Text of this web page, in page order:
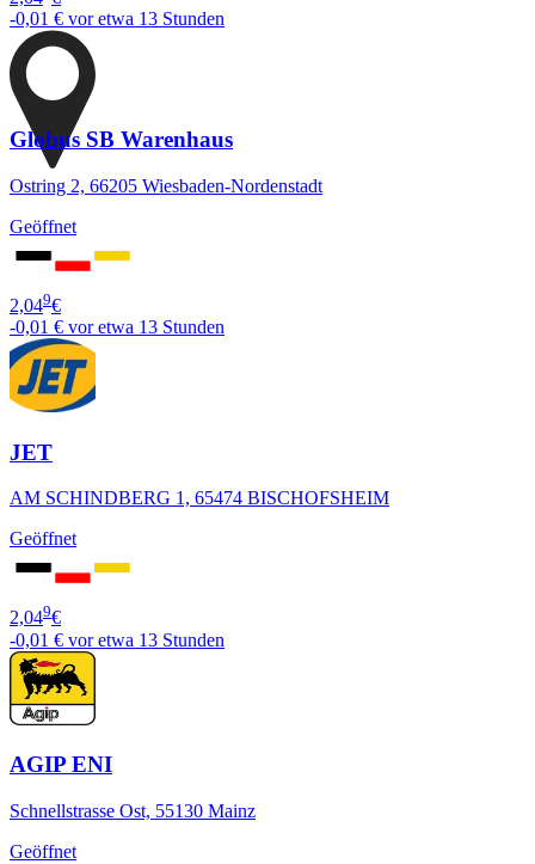
-0,01 € vor etwa 13 Stunden
Globus SB Warenhaus
Ostring 2, 66205 Wiesbaden-Nordenstadt
Geöffnet
2,049€
-0,01 € vor etwa 13 Stunden
JET
AM SCHINDBERG 1, 65474 BISCHOFSHEIM
Geöffnet
2,049€
-0,01 € vor etwa 13 Stunden
AGIP ENI
Schnellstrasse Ost, 55130 Mainz
Geöffnet